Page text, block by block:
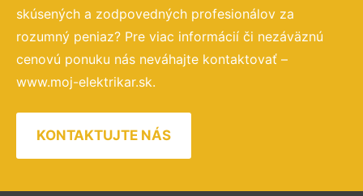
skúsených a zodpovedných profesionálov za
rozumný peniaz? Pre viac informácií či nezáväznú
cenovú ponuku nás neváhajte kontaktovať –
www.moj-elektrikar.sk.
KONTAKTUJTE NÁS